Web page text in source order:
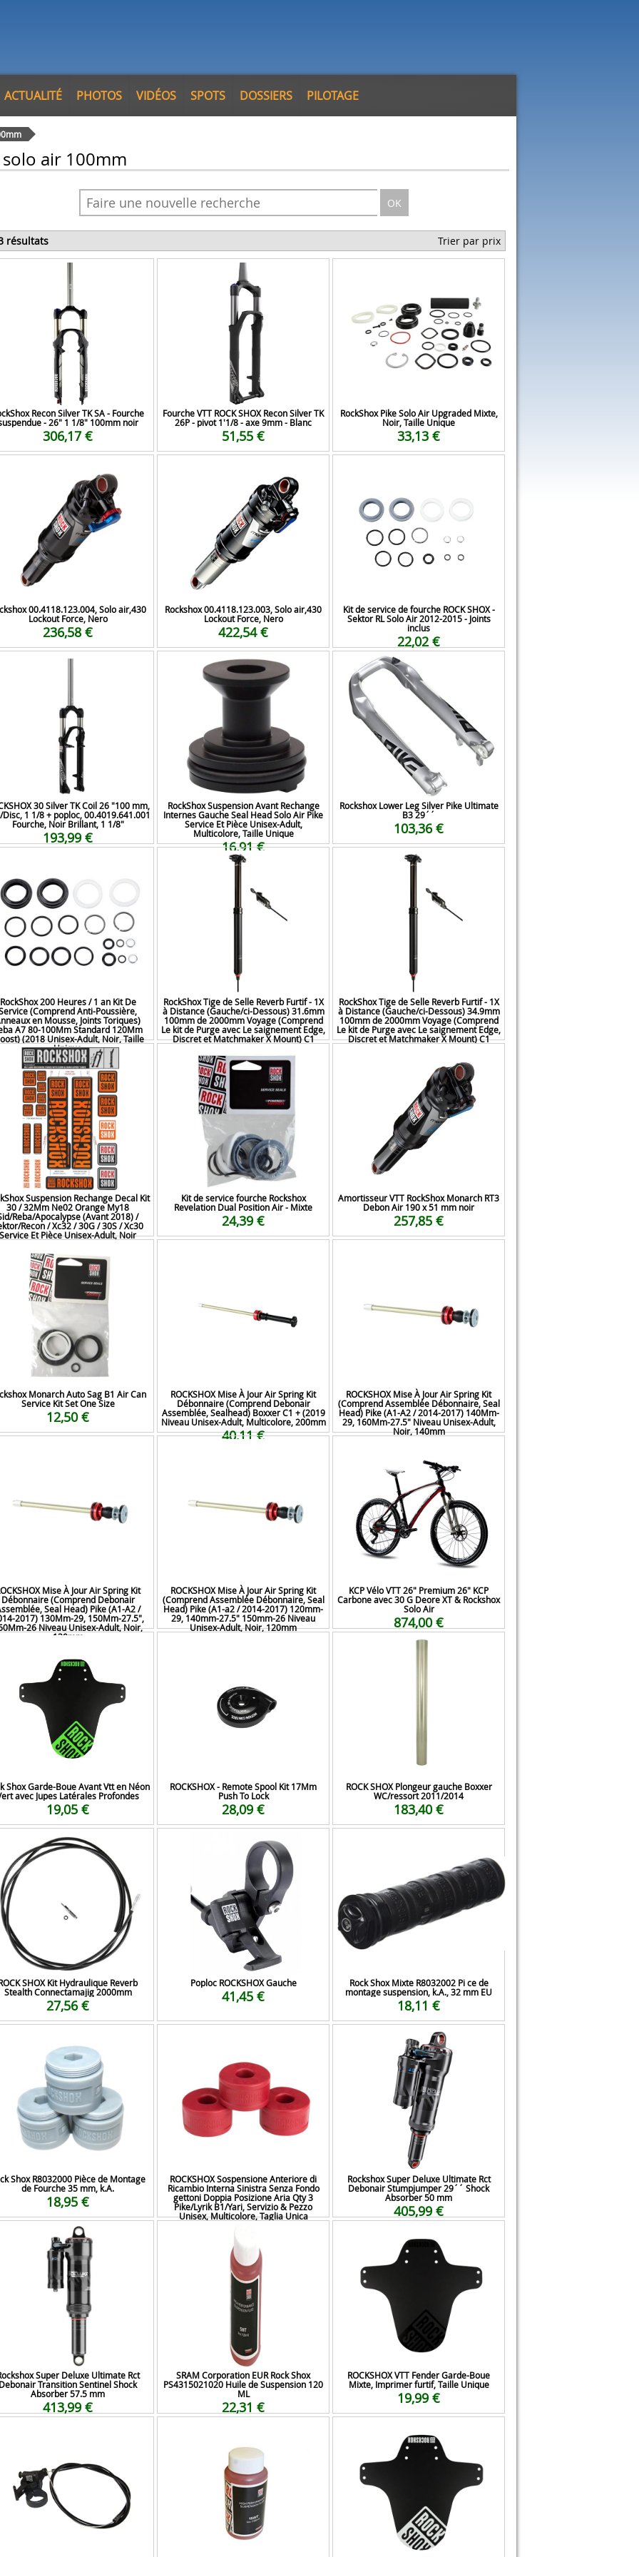
ACTUALITÉ PHOTOS VIDÉOS SPOTS DOSSIERS PILOTAGE
air 100mm
OK
résultats Trier par prix
Recon Silver TK SA - Fourche
- 26" 1 1/8" 100mm noir
306,17 €
Fourche VTT ROCK SHOX Recon Silver TK
26P - pivot 1'1/8 - axe 9mm - Blanc
51,55 €
RockShox Pike Solo Air Upgraded Mixte,
Noir, Taille Unique
33,13 €
00.4118.123.004, Solo air,430
Lockout Force, Nero
236,58 €
Rockshox 00.4118.123.003, Solo air,430
Lockout Force, Nero
422,54 €
Kit de service de fourche ROCK SHOX -
Sektor RL Solo Air 2012-2015 - Joints
inclus
22,02 €
30 Silver TK Coil 26 "100 mm,
Disc, 1 1/8 + poploc, 00.4019.641.001
Fourche, Noir Brillant, 1 1/8"
193,99 €
RockShox Suspension Avant Rechange
Internes Gauche Seal Head Solo Air Pike
Service Et Pièce Unisex-Adult,
Multicolore, Taille Unique
16,91 €
Rockshox Lower Leg Silver Pike Ultimate
B3 29´´
103,36 €
RockShox 200 Heures / 1 an Kit De
(Comprend Anti-Poussière,
en Mousse, Joints Toriques)
A7 80-100Mm Standard 120Mm
(2018 Unisex-Adult, Noir, Taille
Unique
28,12 €
RockShox Tige de Selle Reverb Furtif - 1X
à Distance (Gauche/ci-Dessous) 31.6mm
100mm de 2000mm Voyage (Comprend
Le kit de Purge avec Le saignement Edge,
Discret et Matchmaker X Mount) C1
380,75 €
RockShox Tige de Selle Reverb Furtif - 1X
à Distance (Gauche/ci-Dessous) 34.9mm
100mm de 2000mm Voyage (Comprend
Le kit de Purge avec Le saignement Edge,
Discret et Matchmaker X Mount) C1
Suspension Rechange Decal Kit
30 / 32Mm Ne02 Orange My18
Reba/Apocalypse (Avant 2018) /
Recon / Xc32 / 30G / 30S / Xc30
Service Et Pièce Unisex-Adult, Noir
Kit de service fourche Rockshox
Revelation Dual Position Air - Mixte
24,39 €
Amortisseur VTT RockShox Monarch RT3
Debon Air 190 x 51 mm noir
257,85 €
Monarch Auto Sag B1 Air Can
Service Kit Set One Size
12,50 €
ROCKSHOX Mise À Jour Air Spring Kit
Débonnaire (Comprend Debonair
Assemblée, Sealhead) Boxxer C1 + (2019
Niveau Unisex-Adult, Multicolore, 200mm
40,11 €
ROCKSHOX Mise À Jour Air Spring Kit
(Comprend Assemblée Débonnaire, Seal
Head) Pike (A1-A2 / 2014-2017) 140Mm-
29, 160Mm-27.5" Niveau Unisex-Adult,
Noir, 140mm
Mise À Jour Air Spring Kit
Débonnaire (Comprend Debonair
Seal Head) Pike (A1-A2 /
2017) 130Mm-29, 150Mm-27.5",
26 Niveau Unisex-Adult, Noir,
130mm
ROCKSHOX Mise À Jour Air Spring Kit
(Comprend Assemblée Débonnaire, Seal
Head) Pike (A1-a2 / 2014-2017) 120mm-
29, 140mm-27.5" 150mm-26 Niveau
Unisex-Adult, Noir, 120mm
KCP Vélo VTT 26" Premium 26" KCP
Carbone avec 30 G Deore XT & Rockshox
Solo Air
874,00 €
Shox Garde-Boue Avant Vtt en Néon
avec Jupes Latérales Profondes
19,05 €
ROCKSHOX - Remote Spool Kit 17Mm
Push To Lock
28,09 €
ROCK SHOX Plongeur gauche Boxxer
WC/ressort 2011/2014
183,40 €
SHOX Kit Hydraulique Reverb
Stealth Connectamajig 2000mm
27,56 €
Poploc ROCKSHOX Gauche
41,45 €
Rock Shox Mixte R8032002 Pi ce de
montage suspension, k.A., 32 mm EU
18,11 €
Shox R8032000 Pièce de Montage
de Fourche 35 mm, k.A.
18,95 €
ROCKSHOX Sospensione Anteriore di
Ricambio Interna Sinistra Senza Fondo
gettoni Doppia Posizione Aria Qty 3
Pike/Lyrik B1/Yari, Servizio & Pezzo
Unisex, Multicolore, Taglia Unica
17,32 €
Rockshox Super Deluxe Ultimate Rct
Debonair Stumpjumper 29´´ Shock
Absorber 50 mm
405,99 €
Super Deluxe Ultimate Rct
Debonair Transition Sentinel Shock
Absorber 57.5 mm
413,99 €
SRAM Corporation EUR Rock Shox
PS4315021020 Huile de Suspension 120
ML
22,31 €
ROCKSHOX VTT Fender Garde-Boue
Mixte, Imprimer furtif, Taille Unique
19,99 €